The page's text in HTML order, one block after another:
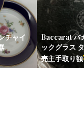
チャイ
Baccarat バ
ックグラス
売主手取り額